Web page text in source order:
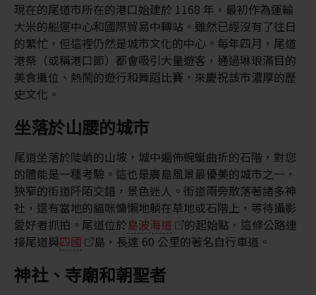
現在的尾道市所在的港口始建於 1168 年，最初作為運輸
大米的船運中心和國際貿易中轉站。雖然已經沒有了往日
的繁忙，但這裡仍然是城市文化的中心。每年四月，尾道
港祭（或稱港口節）都會吸引大量遊客，通過琳琅滿目的
美食攤位、熱鬧的遊行和舞蹈比賽，來慶祝該市濃厚的歷
史文化。
坐落於山腰的城市
尾道坐落於陡峭的山坡，城中遍佈蜿蜒曲折的石階，對您
的體能是一種考驗。這也是廣島風景最優美的城市之一，
狹窄的街道阡陌交錯，景色迷人。街道兩旁散落著諸多神
社，還有當地的貓咪慵懶地躺在草地或石階上，等待攝影
愛好者抓拍。尾道位於島波海道
的起始點，這條公路連
接尾道與四國 島，長達 60 公里的著名自行車道。
神社、寺廟和朝聖者